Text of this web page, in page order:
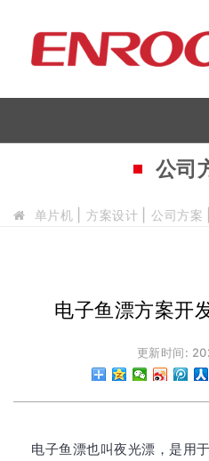
公司
单片机 方案设计 公司方案
电子鱼漂方案开
更新时间:
电子鱼漂也叫夜光漂，是用